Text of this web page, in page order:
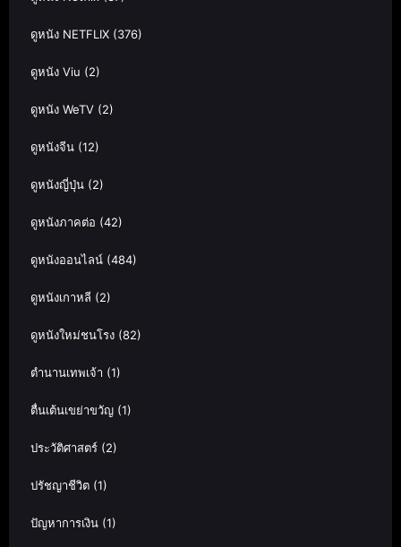
ดูหนัง NETFLIX (376)
ดูหนัง Viu (2)
ดูหนัง WeTV (2)
ดูหนังจีน (12)
ดูหนังญี่ปุ่น (2)
ดูหนังภาคต่อ (42)
ดูหนังออนไลน์ (484)
ดูหนังเกาหลี (2)
ดูหนังใหม่ชนโรง (82)
ตำนานเทพเจ้า (1)
ตื่นเต้นเขย่าขวัญ (1)
ประวัติศาสตร์ (2)
ปรัชญาชีวิต (1)
ปัญหาการเงิน (1)